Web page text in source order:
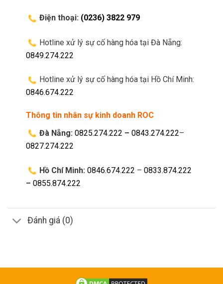
Điện thoại: (0236) 3822 979
Hotline xử lý sự cố hàng hóa tại Đà Nẵng:
0849.274.222
Hotline xử lý sự cố hàng hóa tại Hồ Chí Minh:
0846.674.222
Thông tin nhân sự kinh doanh ROC
Đà Nẵng: 0825.274.222 – 0843.274.222–
0827.274.222
Hồ Chí Minh: 0846.674.222 – 0833.874.222
– 0855.874.222
Đánh giá (0)